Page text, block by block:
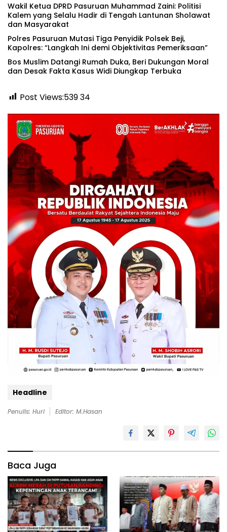
‎Wakil Ketua DPRD Pasuruan Muhammad Zaini: Politisi
Kalem yang Selalu Hadir di Tengah Lantunan Sholawat
dan Masyarakat ‎
‎Polres Pasuruan Mutasi Tiga Penyidik Polsek Beji,
Kapolres: “Langkah Ini demi Objektivitas Pemeriksaan”
‎Bos Muslim Datangi Rumah Duka, Beri Dukungan Moral
dan Desak Fakta Kasus Widi Diungkap Terbuka
Post Views:53934
Headline
Penulis: Huri Editor: M.Hasan
Baca Juga